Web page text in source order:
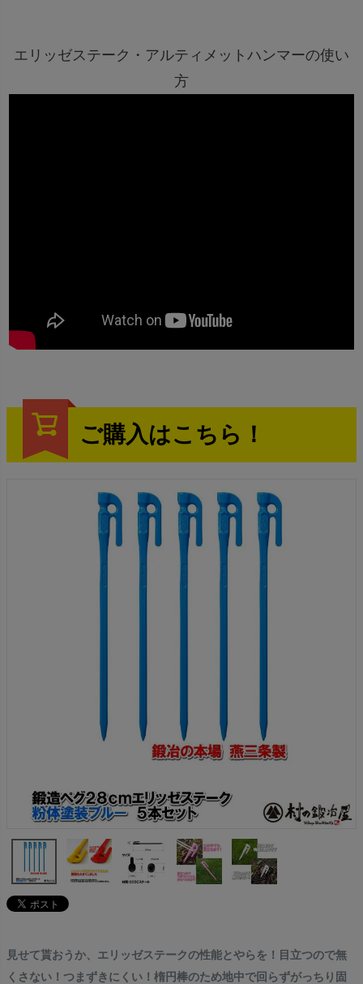
エリッゼステーク・アルティメットハンマーの使い
方
ご購入はこちら！
見せて貰おうか、エリッゼステークの性能とやらを！目立つので無
くさない！つまずきにくい！楕円棒のため地中で回らずがっちり固